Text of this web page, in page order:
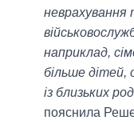
неврахування
наприклад,
більше дітей,
із близьких
пояснила